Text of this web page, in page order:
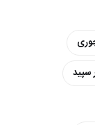
سپید